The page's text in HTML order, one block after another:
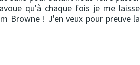
qu'à chaque fois je me laisse
Browne ! J'en veux pour preuve la